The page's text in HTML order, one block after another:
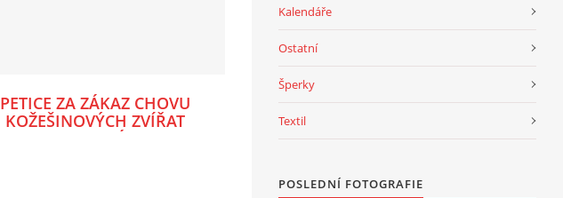
PETICE ZA ZÁKAZ CHOVU
KOŽEŠINOVÝCH ZVÍŘAT
NA FARMÁCH
Kalendáře
Ostatní
Šperky
Textil
POSLEDNÍ FOTOGRAFIE